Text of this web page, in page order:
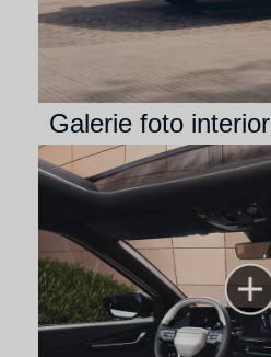
Galerie foto interior